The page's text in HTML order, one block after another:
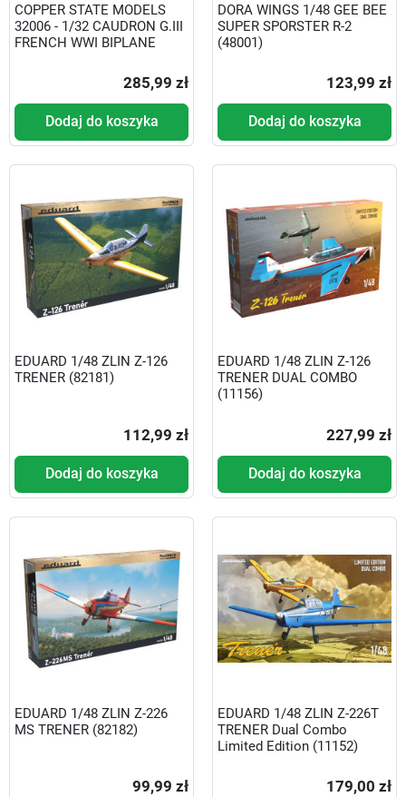
COPPER STATE MODELS
32006 - 1/32 CAUDRON G.III
FRENCH WWI BIPLANE
285,99 zł
Dodaj do koszyka
DORA WINGS 1/48 GEE BEE
SUPER SPORSTER R-2
(48001)
123,99 zł
Dodaj do koszyka
EDUARD 1/48 ZLIN Z-126
TRENER (82181)
112,99 zł
Dodaj do koszyka
EDUARD 1/48 ZLIN Z-126
TRENER DUAL COMBO
(11156)
227,99 zł
Dodaj do koszyka
EDUARD 1/48 ZLIN Z-226
MS TRENER (82182)
99,99 zł
EDUARD 1/48 ZLIN Z-226T
TRENER Dual Combo
Limited Edition (11152)
179,00 zł